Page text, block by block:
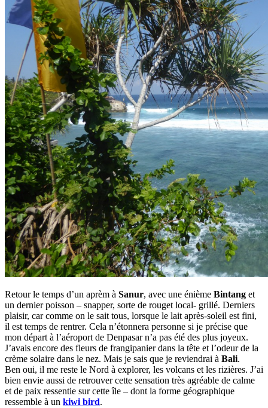
Retour le temps d’un aprèm à Sanur, avec une énième Bintang et
un dernier poisson – snapper, sorte de rouget local- grillé. Derniers
plaisir, car comme on le sait tous, lorsque le lait après-soleil est fini,
il est temps de rentrer. Cela n’étonnera personne si je précise que
mon départ à l’aéroport de Denpasar n’a pas été des plus joyeux.
J’avais encore des fleurs de frangipanier dans la tête et l’odeur de la
crème solaire dans le nez. Mais je sais que je reviendrai à Bali.
Ben oui, il me reste le Nord à explorer, les volcans et les rizières. J’ai
bien envie aussi de retrouver cette sensation très agréable de calme
et de paix ressentie sur cette île – dont la forme géographique
ressemble à un kiwi bird.